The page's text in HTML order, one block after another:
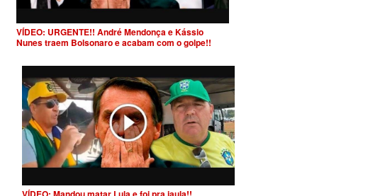
VÍDEO: URGENTE!! André Mendonça e Kássio
Nunes traem Bolsonaro e acabam com o golpe!!